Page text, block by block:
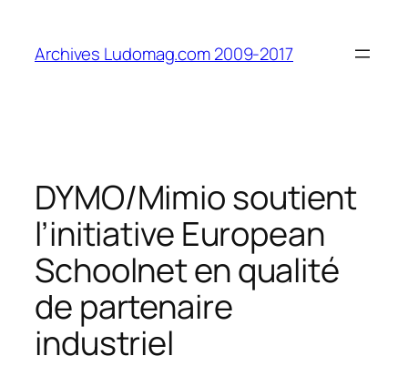
contenu
Archives Ludomag.com 2009-2017
DYMO/Mimio soutient
l’initiative European
Schoolnet en qualité
de partenaire
industriel